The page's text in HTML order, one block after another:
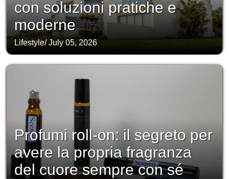
con soluzioni pratiche e
moderne
Lifestyle/July 05, 2026
Profumi roll-on: il segreto per
avere la propria fragranza
del cuore sempre con sé